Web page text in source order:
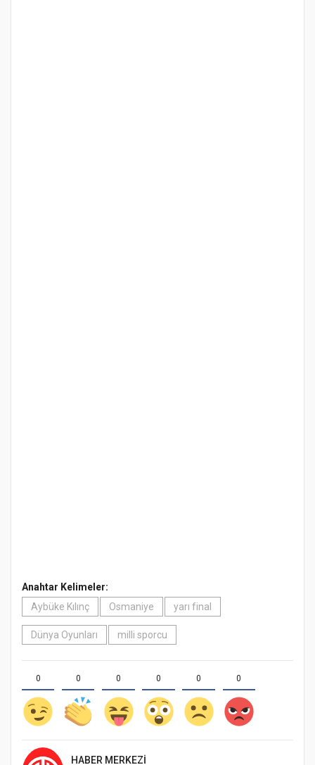
Anahtar Kelimeler:
Aybüke Kılınç
Osmaniye yarı final
Dünya Oyunları milli sporcu
0 0 0 0 0 0
HABER MERKEZI